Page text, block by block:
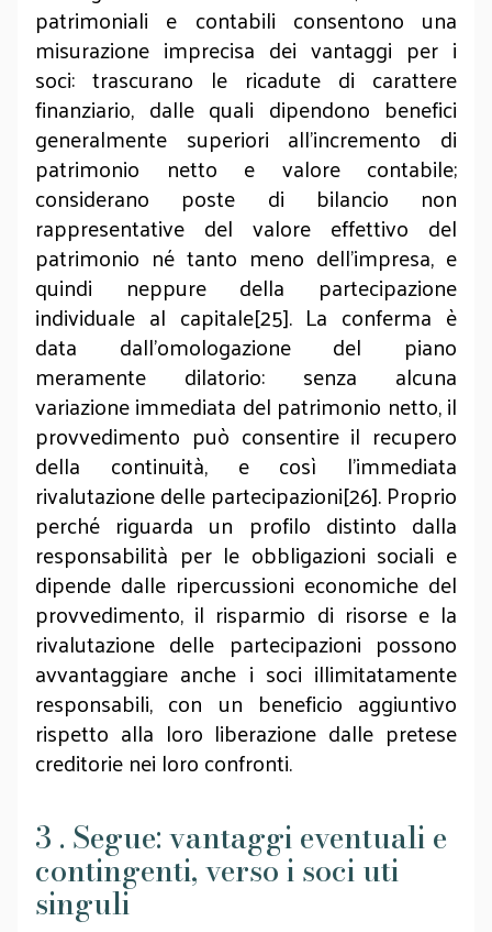
patrimoniali e contabili consentono una
misurazione imprecisa dei vantaggi per i
soci: trascurano le ricadute di carattere
finanziario, dalle quali dipendono benefici
generalmente superiori all’incremento di
patrimonio netto e valore contabile;
considerano poste di bilancio non
rappresentative del valore effettivo del
patrimonio né tanto meno dell’impresa, e
quindi neppure della partecipazione
individuale al capitale[25]. La conferma è
data dall’omologazione del piano
meramente dilatorio: senza alcuna
variazione immediata del patrimonio netto, il
provvedimento può consentire il recupero
della continuità, e così l’immediata
rivalutazione delle partecipazioni[26]. Proprio
perché riguarda un profilo distinto dalla
responsabilità per le obbligazioni sociali e
dipende dalle ripercussioni economiche del
provvedimento, il risparmio di risorse e la
rivalutazione delle partecipazioni possono
avvantaggiare anche i soci illimitatamente
responsabili, con un beneficio aggiuntivo
rispetto alla loro liberazione dalle pretese
creditorie nei loro confronti.
3 . Segue: vantaggi eventuali e
contingenti, verso i soci uti
singuli